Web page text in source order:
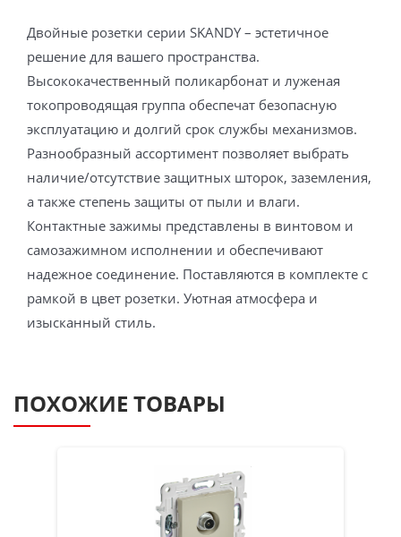
Двойные розетки серии SKANDY – эстетичное
решение для вашего пространства.
Высококачественный поликарбонат и луженая
токопроводящая группа обеспечат безопасную
эксплуатацию и долгий срок службы механизмов.
Разнообразный ассортимент позволяет выбрать
наличие/отсутствие защитных шторок, заземления,
а также степень защиты от пыли и влаги.
Контактные зажимы представлены в винтовом и
самозажимном исполнении и обеспечивают
надежное соединение. Поставляются в комплекте с
рамкой в цвет розетки. Уютная атмосфера и
изысканный стиль.
ПОХОЖИЕ ТОВАРЫ